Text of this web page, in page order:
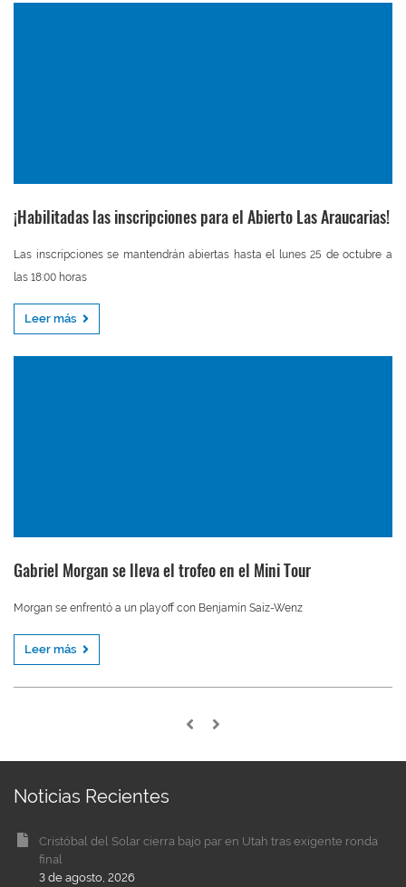
¡Habilitadas las inscripciones para el Abierto Las Araucarias!
Las inscripciones se mantendrán abiertas hasta el lunes 25 de octubre a
las 18:00 horas
Leer más
Gabriel Morgan se lleva el trofeo en el Mini Tour
Morgan se enfrentó a un playoff con Benjamín Saiz-Wenz
Leer más
Noticias Recientes
Cristóbal del Solar cierra bajo par en Utah tras exigente ronda
final
3 de agosto, 2026